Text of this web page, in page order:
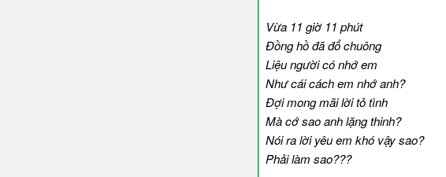
Vừa 11 giờ 11 phút
Đồng hồ đã đổ chuông
Liệu người có nhớ em
Như cái cách em nhớ anh?
Đợi mong mãi lời tỏ tình
Mà cớ sao anh lặng thinh?
Nói ra lời yêu em khó vậy sao?
Phải làm sao???